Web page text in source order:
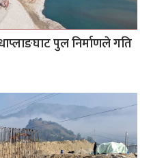
पुल निर्माणले गति